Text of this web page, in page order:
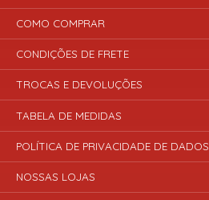
COMO COMPRAR
CONDIÇÕES DE FRETE
TROCAS E DEVOLUÇÕES
TABELA DE MEDIDAS
POLÍTICA DE PRIVACIDADE DE DADOS
NOSSAS LOJAS